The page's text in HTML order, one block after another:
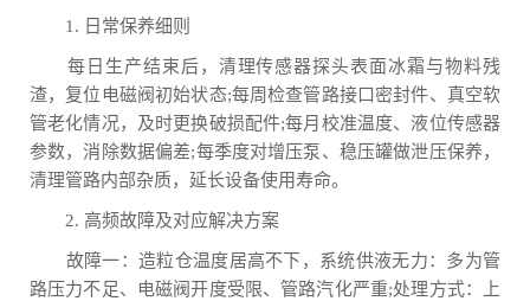
1. 日常保养细则
每日生产结束后，清理传感器探头表面冰霜与物料残
渣，复位电磁阀初始状态;每周检查管路接口密封件、真空软
管老化情况，及时更换破损配件;每月校准温度、液位传感器
参数，消除数据偏差;每季度对增压泵、稳压罐做泄压保养，
清理管路内部杂质，延长设备使用寿命。
2. 高频故障及对应解决方案
故障一：造粒仓温度居高不下，系统供液无力：多为管
路压力不足、电磁阀开度受限、管路汽化严重;处理方式：上